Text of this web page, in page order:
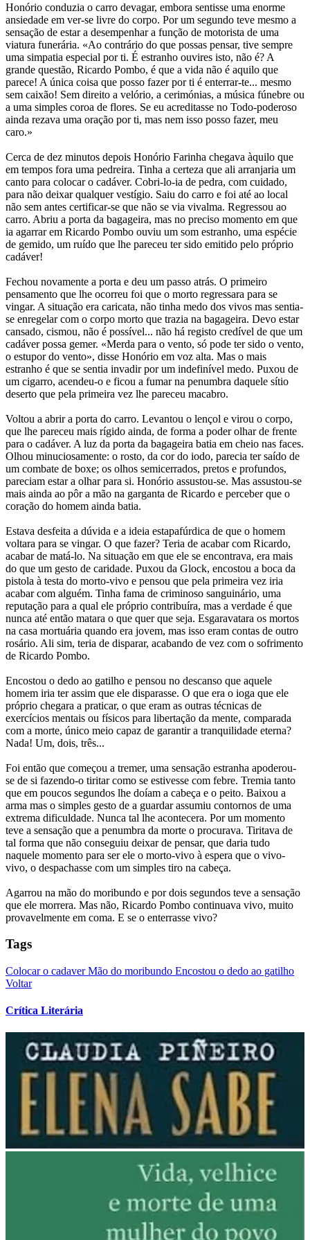
Honório conduzia o carro devagar, embora sentisse uma enorme
ansiedade em ver-se livre do corpo. Por um segundo teve mesmo a
sensação de estar a desempenhar a função de motorista de uma
viatura funerária. «Ao contrário do que possas pensar, tive sempre
uma simpatia especial por ti. É estranho ouvires isto, não é? A
grande questão, Ricardo Pombo, é que a vida não é aquilo que
parece! A única coisa que posso fazer por ti é enterrar-te... mesmo
sem caixão! Sem direito a velório, a cerimónias, a música fúnebre ou
a uma simples coroa de flores. Se eu acreditasse no Todo-poderoso
ainda rezava uma oração por ti, mas nem isso posso fazer, meu
caro.»
Cerca de dez minutos depois Honório Farinha chegava àquilo que
em tempos fora uma pedreira. Tinha a certeza que ali arranjaria um
canto para colocar o cadáver. Cobri-lo-ia de pedra, com cuidado,
para não deixar qualquer vestígio. Saiu do carro e foi até ao local
não sem antes certificar-se que não se via vivalma. Regressou ao
carro. Abriu a porta da bagageira, mas no preciso momento em que
ia agarrar em Ricardo Pombo ouviu um som estranho, uma espécie
de gemido, um ruído que lhe pareceu ter sido emitido pelo próprio
cadáver!
Fechou novamente a porta e deu um passo atrás. O primeiro
pensamento que lhe ocorreu foi que o morto regressara para se
vingar. A situação era caricata, não tinha medo dos vivos mas sentia-
se enregelar com o corpo morto que trazia na bagageira. Devo estar
cansado, cismou, não é possível... não há registo credível de que um
cadáver possa gemer. «Merda para o vento, só pode ter sido o vento,
o estupor do vento», disse Honório em voz alta. Mas o mais
estranho é que se sentia invadir por um indefinível medo. Puxou de
um cigarro, acendeu-o e ficou a fumar na penumbra daquele sítio
deserto que pela primeira vez lhe pareceu macabro.
Voltou a abrir a porta do carro. Levantou o lençol e virou o corpo,
que lhe pareceu mais rígido ainda, de forma a poder olhar de frente
para o cadáver. A luz da porta da bagageira batia em cheio nas faces.
Olhou minuciosamente: o rosto, da cor do iodo, parecia ter saído de
um combate de boxe; os olhos semicerrados, pretos e profundos,
pareciam estar a olhar para si. Honório assustou-se. Mas assustou-se
mais ainda ao pôr a mão na garganta de Ricardo e perceber que o
coração do homem ainda batia.
Estava desfeita a dúvida e a ideia estapafúrdica de que o homem
voltara para se vingar. O que fazer? Teria de acabar com Ricardo,
acabar de matá-lo. Na situação em que ele se encontrava, era mais
do que um gesto de caridade. Puxou da Glock, encostou a boca da
pistola à testa do morto-vivo e pensou que pela primeira vez iria
acabar com alguém. Tinha fama de criminoso sanguinário, uma
reputação para a qual ele próprio contribuíra, mas a verdade é que
nunca até então matara o que quer que seja. Esgaravatara os mortos
na casa mortuária quando era jovem, mas isso eram contas de outro
rosário. Ali sim, teria de disparar, acabando de vez com o sofrimento
de Ricardo Pombo.
Encostou o dedo ao gatilho e pensou no descanso que aquele
homem iria ter assim que ele disparasse. O que era o ioga que ele
próprio chegara a praticar, o que eram as outras técnicas de
exercícios mentais ou físicos para libertação da mente, comparada
com a morte, único meio capaz de garantir a tranquilidade eterna?
Nada! Um, dois, três...
Foi então que começou a tremer, uma sensação estranha apoderou-
se de si fazendo-o tiritar como se estivesse com febre. Tremia tanto
que em poucos segundos lhe doíam a cabeça e o peito. Baixou a
arma mas o simples gesto de a guardar assumiu contornos de uma
extrema dificuldade. Nunca tal lhe acontecera. Por um momento
teve a sensação que a penumbra da morte o procurava. Tiritava de
tal forma que não conseguiu deixar de pensar, que daria tudo
naquele momento para ser ele o morto-vivo à espera que o vivo-
vivo, o despachasse com um simples tiro na cabeça.
Agarrou na mão do moribundo e por dois segundos teve a sensação
que ele morrera. Mas não, Ricardo Pombo continuava vivo, muito
provavelmente em coma. E se o enterrasse vivo?
Tags
Colocar o cadaverMão do moribundo Encostou o dedo ao gatilho
Voltar
Crítica Literária